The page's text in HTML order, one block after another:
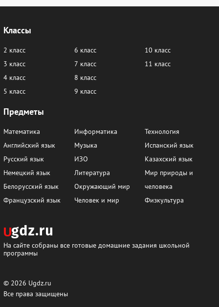
Классы
2 класс
3 класс
4 класс
5 класс
6 класс
7 класс
8 класс
9 класс
10 класс
11 класс
Предметы
Математика
Английский язык
Русский язык
Немецкий язык
Белорусский язык
Французский язык
Информатика
Музыка
ИЗО
Литература
Окружающий мир
Человек и мир
Технология
Испанский язык
Казахский язык
Мир природы и
человека
Физкультура
На сайте собраны все готовые домашние задания школьной
программы
© 2026 Ugdz.ru
Все права защищены